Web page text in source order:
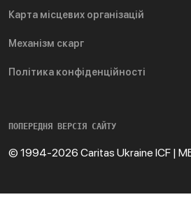
Карта місцевих організацій
Механізм скарг
Політика конфіденційності
ПОПЕРЕДНЯ ВЕРСІЯ САЙТУ
© 1994-2026 Caritas Ukraine ICF |